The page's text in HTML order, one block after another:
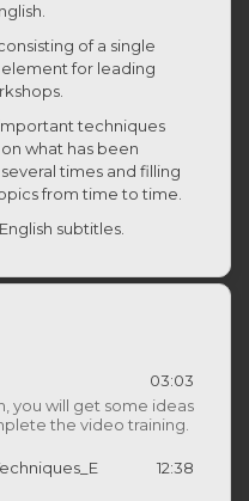
of a single
for leading
techniques
what has been
times and filling
from time to time.
subtitles.
03:03
you will get some ideas
the video training.
12:38